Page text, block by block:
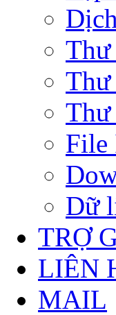
Thư
Thư
Thư
File
Dữ
TRỢ
LIÊN
MAIL